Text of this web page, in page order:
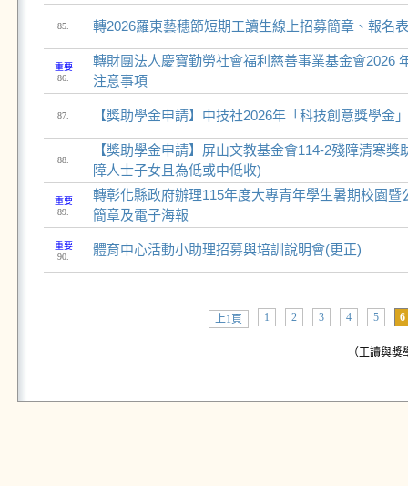
85. 轉2026羅東藝穗節短期工讀生線上招募簡章、報名
重要
86.
轉財團法人慶寶勤勞社會福利慈善事業基金會2026
注意事項
87. 【獎助學金申請】中技社2026年「科技創意獎學金
88.
【獎助學金申請】屏山文教基金會114-2殘障清寒獎
障人士子女且為低或中低收)
重要
89.
轉彰化縣政府辦理115年度大專青年學生暑期校園暨
簡章及電子海報
重要
90.
體育中心活動小助理招募與培訓說明會(更正)
上1頁 1 2 3 4 5 6
（工讀與